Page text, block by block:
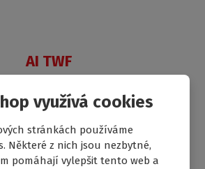
využívá cookies
stránkách používáme
Některé z nich jsou nezbytné,
pomáhají vylepšit tento web a
AI TWF
skladem
od7 536Kč